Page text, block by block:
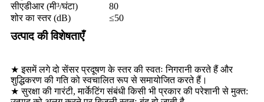
सीएडीआर (मी³/घंटा)
80
शोर का स्तर (dB)
≤50
उत्पाद की विशेषताएँ
★ इसमें लगे दो सेंसर प्रदूषण के स्तर की स्वतः निगरानी करते हैं और
शुद्धिकरण की गति को स्वचालित रूप से समायोजित करते हैं।
★ सुरक्षा की गारंटी, मार्केटिंग संबंधी किसी भी प्रकार की परेशानी से मुक्त: